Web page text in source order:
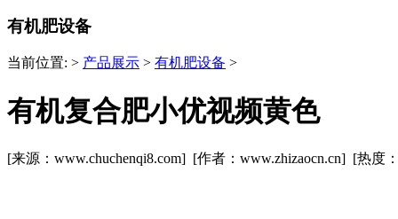
有机肥设备
当前位置: > 产品展示 > 有机肥设备 >
有机复合肥小优视频黄色
[来源：www.chuchenqi8.com] [作者：www.zhizaocn.cn] [热度